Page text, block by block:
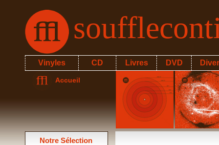
Vinyles CD Livres DVD
Accueil
Notre Sélection